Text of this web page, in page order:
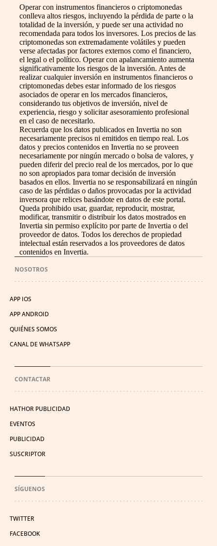
Operar con instrumentos financieros o criptomonedas
conlleva altos riesgos, incluyendo la pérdida de parte o la
totalidad de la inversión, y puede ser una actividad no
recomendada para todos los inversores. Los precios de las
criptomonedas son extremadamente volátiles y pueden
verse afectadas por factores externos como el financiero,
el legal o el político. Operar con apalancamiento aumenta
significativamente los riesgos de la inversión. Antes de
realizar cualquier inversión en instrumentos financieros o
criptomonedas debes estar informado de los riesgos
asociados de operar en los mercados financieros,
considerando tus objetivos de inversión, nivel de
experiencia, riesgo y solicitar asesoramiento profesional
en el caso de necesitarlo.
Recuerda que los datos publicados en Invertia no son
necesariamente precisos ni emitidos en tiempo real. Los
datos y precios contenidos en Invertia no se proveen
necesariamente por ningún mercado o bolsa de valores, y
pueden diferir del precio real de los mercados, por lo que
no son apropiados para tomar decisión de inversión
basados en ellos. Invertia no se responsabilizará en ningún
caso de las pérdidas o daños provocadas por la actividad
inversora que relices basándote en datos de este portal.
Queda prohibido usar, guardar, reproducir, mostrar,
modificar, transmitir o distribuir los datos mostrados en
Invertia sin permiso explícito por parte de Invertia o del
proveedor de datos. Todos los derechos de propiedad
intelectual están reservados a los proveedores de datos
contenidos en Invertia.
NOSOTROS
APP IOS
APP ANDROID
QUIÉNES SOMOS
CANAL DE WHATSAPP
CONTACTAR
HATHOR PUBLICIDAD
EVENTOS
PUBLICIDAD
SUSCRIPTOR
SÍGUENOS
TWITTER
FACEBOOK